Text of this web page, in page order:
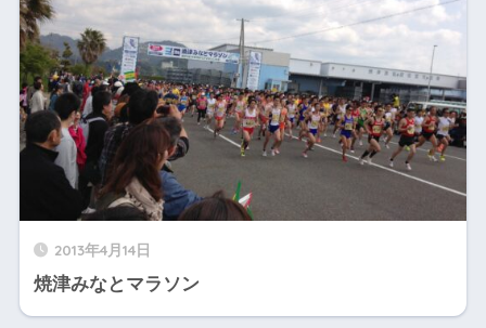
2013年4月14日
焼津みなとマラソン